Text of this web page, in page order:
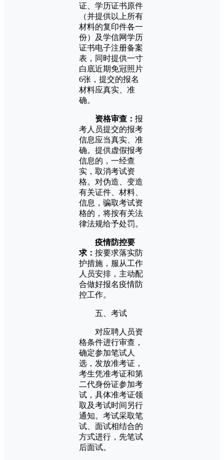
证、学历证书原件
（并提供以上所有
材料的复印件各一
份）及学信网学历
证书电子注册备案
表，同时提供一寸
白底近期免冠照片
6张，提交的报名
材料应真实、准
确。
资格审查： 报
考人员提交的报考
信息应当真实、准
确。提供虚假报考
信息的，一经查
实，取消考试资
格。对伪造、变造
有关证件、材料、
信息，骗取考试资
格的，将按有关法
律法规给予处罚。
疫情防控要
求： 按要求落实防
护措施，服从工作
人员安排，主动配
合做好报名疫情防
控工作。
五、考试
对应聘人员资
格条件进行审查，
确定参加笔试人
选，发放准考证，
考生凭准考证和第
二代身份证参加考
试，具体准考证领
取及考试时间另行
通知。考试采取笔
试、面试相结合的
方式进行，先笔试
后面试。